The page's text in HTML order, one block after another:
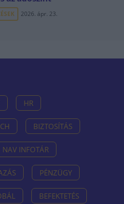
2026. ápr. 23.
HR
BIZTOSÍTÁS
NAV INFOTÁR
PÉNZÜGY
BEFEKTETÉS